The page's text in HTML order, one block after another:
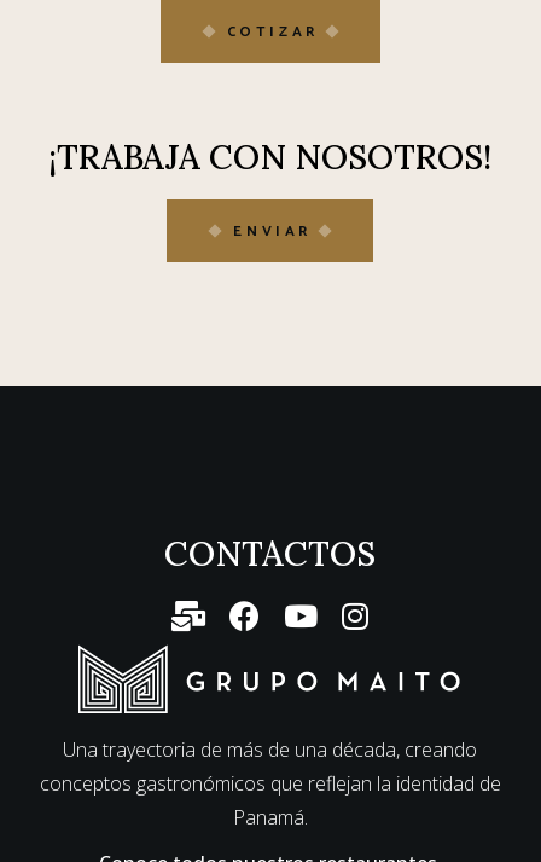
COTIZAR
¡TRABAJA CON NOSOTROS!
ENVIAR
CONTACTOS
Una trayectoria de más de una década, creando
conceptos gastronómicos que reflejan la identidad de
Panamá.